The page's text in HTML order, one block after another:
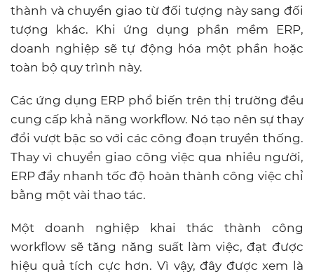
thành và chuyển giao từ đối tượng này sang đối
tượng khác. Khi ứng dụng phần mềm ERP,
doanh nghiệp sẽ tự động hóa một phần hoặc
toàn bộ quy trình này.
Các ứng dụng ERP phổ biến trên thị trường đều
cung cấp khả năng workflow. Nó tạo nên sự thay
đổi vượt bậc so với các công đoạn truyền thống.
Thay vì chuyển giao công việc qua nhiều người,
ERP đẩy nhanh tốc độ hoàn thành công việc chỉ
bằng một vài thao tác.
Một doanh nghiệp khai thác thành công
workflow sẽ tăng năng suất làm việc, đạt được
hiệu quả tích cực hơn. Vì vậy, đây được xem là